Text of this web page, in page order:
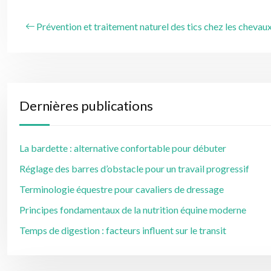
Prévention et traitement naturel des tics chez les
Dernières publications
La bardette : alternative confortable pour débuter
Réglage des barres d’obstacle pour un travail progressif
Terminologie équestre pour cavaliers de dressage
Principes fondamentaux de la nutrition équine moderne
Temps de digestion : facteurs influent sur le transit